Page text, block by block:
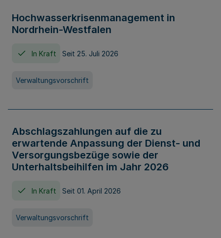
Hochwasserkrisenmanagement in
Nordrhein-Westfalen
In Kraft Seit 25. Juli 2026
Verwaltungsvorschrift
Abschlagszahlungen auf die zu
erwartende Anpassung der Dienst- und
Versorgungsbezüge sowie der
Unterhaltsbeihilfen im Jahr 2026
In Kraft Seit 01. April 2026
Verwaltungsvorschrift